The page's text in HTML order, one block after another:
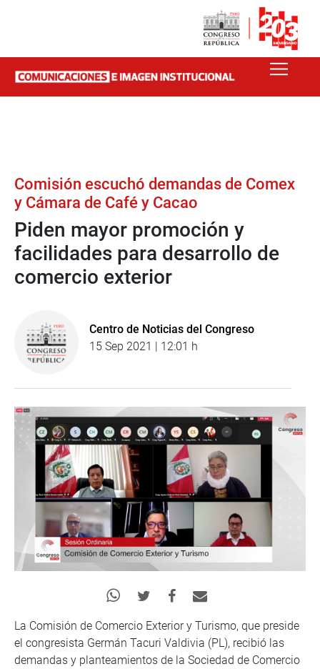
Comisión escuchó demandas de Comex
y Cámara de Café y Cacao
Piden mayor promoción y
facilidades para desarrollo de
comercio exterior
Centro de Noticias del Congreso
15 Sep 2021 | 12:01 h
La Comisión de Comercio Exterior y Turismo, que preside
el congresista Germán Tacuri Valdivia (PL), recibió las
demandas y planteamientos de la Sociedad de Comercio